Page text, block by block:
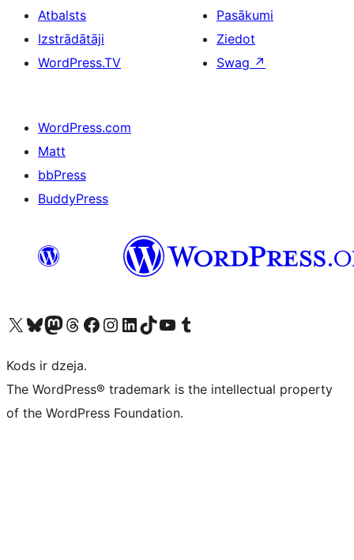
Atbalsts
Izstrādātāji
WordPress.TV
Pasākumi
Ziedot
Swag ↗
WordPress.com
Matt
bbPress
BuddyPress
Apmeklējiet mūsu X (agrāk Twitter) kontu
Apmeklējiet mūsu Bluesky kontu
Apmeklējiet mūsu Mastodon kontu
Apmeklējiet mūsu Threads kontu
Apmeklējiet mūsu Facebook lapuApmeklējiet mūsu Instagram kontu
Apmeklējiet mūsu LinkedIn kontu
Apmeklējiet mūsu TikTok kontu
Apmeklējiet mūsu YouTube kanālu
Apmeklējiet mūsu Tumblr kontu
Kods ir dzeja.
The WordPress® trademark is the intellectual property
of the WordPress Foundation.